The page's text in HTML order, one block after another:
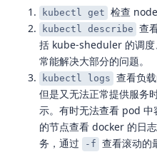
kubectl get 检查
kubectl describe 查
括 kube-sheduler 的调度
常能解决大部分的问题。
kubectl logs 查看负
但是又无法正常提供服务
示。有时无法查看 pod
的节点查看 docker 的日志
务，通过
-f 查看滚动的